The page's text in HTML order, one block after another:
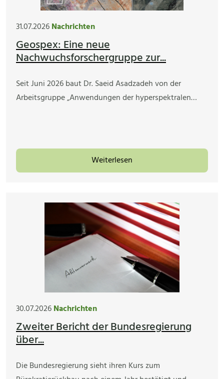
31.07.2026Nachrichten
Geospex: Eine neue
Nachwuchsforschergruppe zur...
Seit Juni 2026 baut Dr. Saeid Asadzadeh von der
Arbeitsgruppe „Anwendungen der hyperspektralen…
Weiterlesen
30.07.2026Nachrichten
Zweiter Bericht der Bundesregierung
über...
Die Bundesregierung sieht ihren Kurs zum